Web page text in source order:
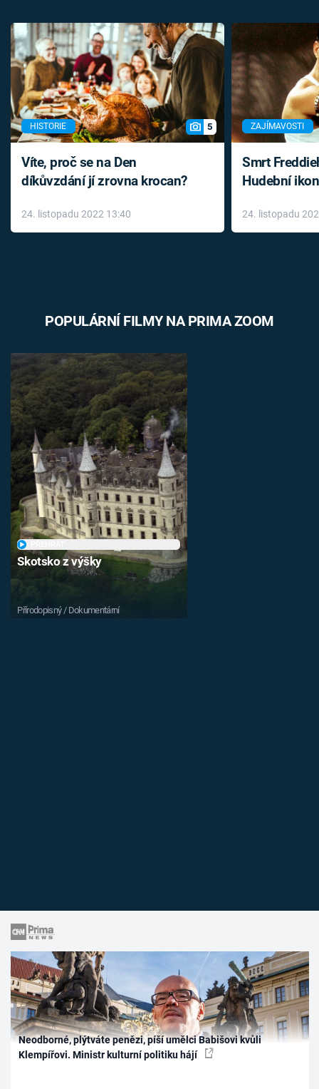
HISTORIE 5
Víte, proč se na Den
díkůvzdání jí zrovna krocan?
24. listopadu 2022 13:40
ZAJÍMAVOSTI
Smrt
Hudební
léky
24. listopadu
POPULÁRNÍ FILMY NA PRIMA ZOOM
Skotsko z výšky
Přírodopisný / Dokumentární
Neodborné, plýtváte penězi, píší umělci Babišovi kvůli
Klempířovi. Ministr kulturní politiku hájí